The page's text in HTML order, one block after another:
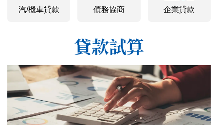
汽/機車貸款 債務協商 企業貸款
貸款試算